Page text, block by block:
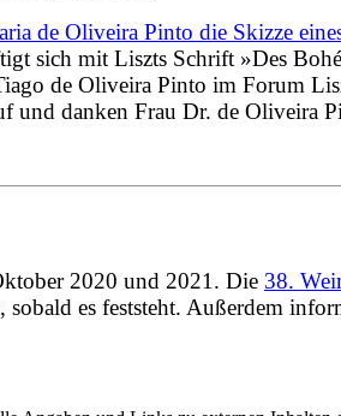
de Oliveira Pinto die Skizze
sich mit Liszts Schrift »Des
de Oliveira Pinto im Forum
und danken Frau Dr. de Oliveira
2020 und 2021. Die 38.
sobald es feststeht. Außerdem